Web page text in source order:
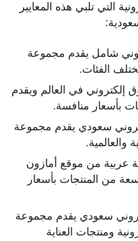
التي تلبي هذه المعايير
شامل يقدم مجموعة
الفئات.
إلكتروني في العالم ويقدم
بأسعار منافسة.
سعودي يقدم مجموعة
والعالمية.
عربية من موقع أمازون
من المنتجات بأسعار
سعودي يقدم مجموعة
ومنتجات العناية